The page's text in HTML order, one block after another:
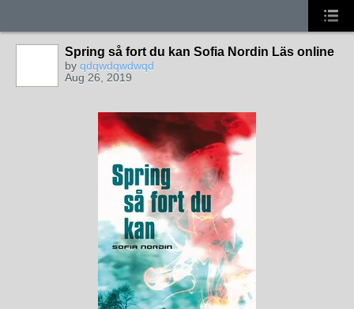
Spring så fort du kan Sofia Nordin Läs online
by qdqwdqwdwqd
Aug 26, 2019